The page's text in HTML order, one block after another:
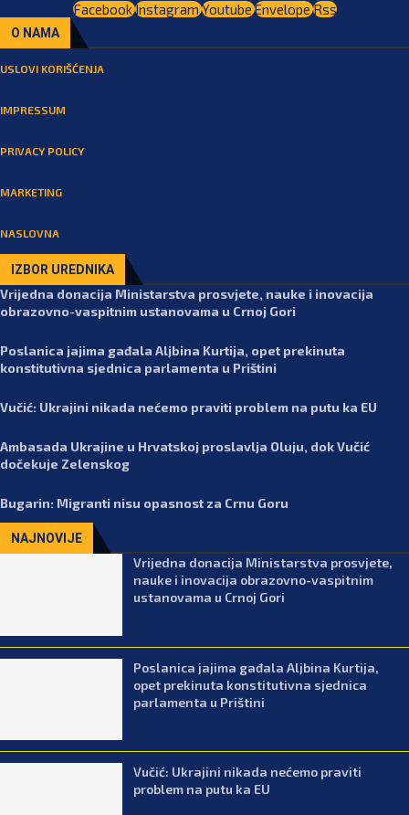
FacebookInstagramYoutubeEnvelopeRss
O NAMA
USLOVI KORIŠĆENJA
IMPRESSUM
PRIVACY POLICY
MARKETING
NASLOVNA
IZBOR UREDNIKA
Vrijedna donacija Ministarstva prosvjete, nauke i inovacija
obrazovno-vaspitnim ustanovama u Crnoj Gori
Poslanica jajima gađala Aljbina Kurtija, opet prekinuta
konstitutivna sjednica parlamenta u Prištini
Vučić: Ukrajini nikada nećemo praviti problem na putu ka EU
Ambasada Ukrajine u Hrvatskoj proslavlja Oluju, dok Vučić
dočekuje Zelenskog
Bugarin: Migranti nisu opasnost za Crnu Goru
NAJNOVIJE
Vrijedna donacija Ministarstva prosvjete,
nauke i inovacija obrazovno-vaspitnim
ustanovama u Crnoj Gori
Poslanica jajima gađala Aljbina Kurtija,
opet prekinuta konstitutivna sjednica
parlamenta u Prištini
Vučić: Ukrajini nikada nećemo praviti
problem na putu ka EU